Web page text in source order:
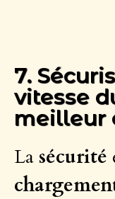
7.
vitesse
meilleur
La sécurité